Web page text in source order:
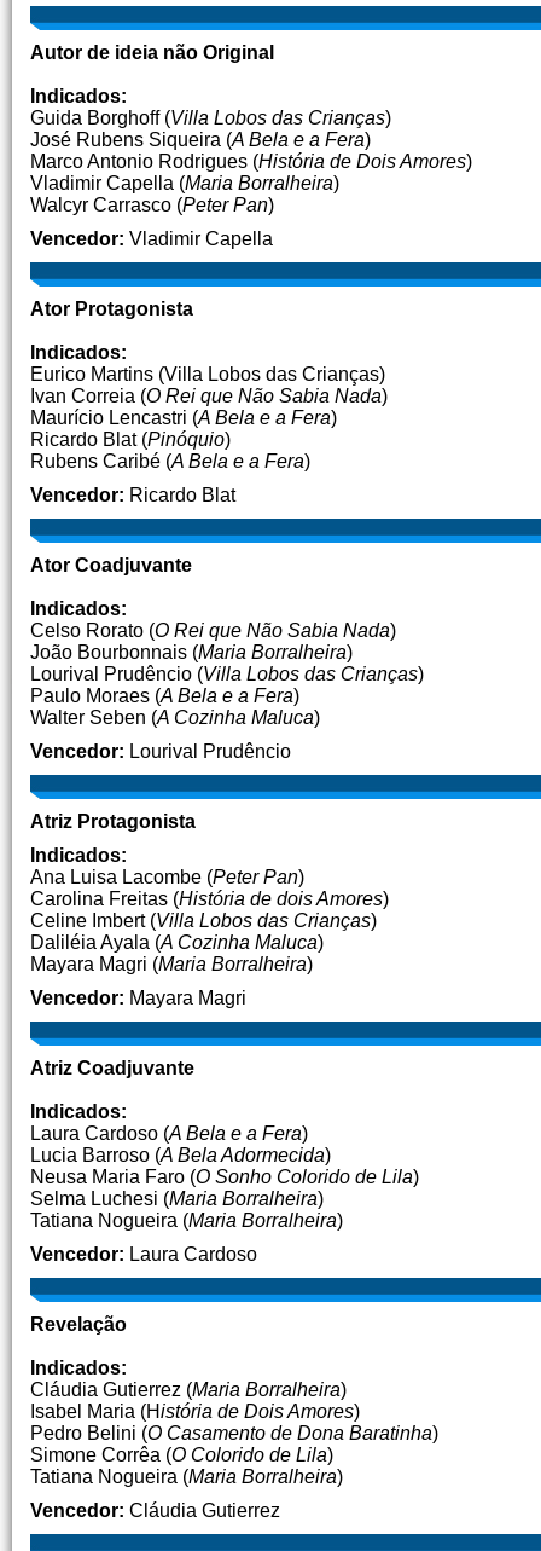
Autor de ideia não Original
Indicados:
Guida Borghoff (Villa Lobos das Crianças)
José Rubens Siqueira (A Bela e a Fera)
Marco Antonio Rodrigues (História de Dois Amores)
Vladimir Capella (Maria Borralheira)
Walcyr Carrasco (Peter Pan)
Vencedor: Vladimir Capella
Ator Protagonista
Indicados:
Eurico Martins (Villa Lobos das Crianças)
Ivan Correia (O Rei que Não Sabia Nada)
Maurício Lencastri (A Bela e a Fera)
Ricardo Blat (Pinóquio)
Rubens Caribé (A Bela e a Fera)
Vencedor: Ricardo Blat
Ator Coadjuvante
Indicados:
Celso Rorato (O Rei que Não Sabia Nada)
João Bourbonnais (Maria Borralheira)
Lourival Prudêncio (Villa Lobos das Crianças)
Paulo Moraes (A Bela e a Fera)
Walter Seben (A Cozinha Maluca)
Vencedor: Lourival Prudêncio
Atriz Protagonista
Indicados:
Ana Luisa Lacombe (Peter Pan)
Carolina Freitas (História de dois Amores)
Celine Imbert (Villa Lobos das Crianças)
Daliléia Ayala (A Cozinha Maluca)
Mayara Magri (Maria Borralheira)
Vencedor: Mayara Magri
Atriz Coadjuvante
Indicados:
Laura Cardoso (A Bela e a Fera)
Lucia Barroso (A Bela Adormecida)
Neusa Maria Faro (O Sonho Colorido de Lila)
Selma Luchesi (Maria Borralheira)
Tatiana Nogueira (Maria Borralheira)
Vencedor: Laura Cardoso
Revelação
Indicados:
Cláudia Gutierrez (Maria Borralheira)
Isabel Maria (História de Dois Amores)
Pedro Belini (O Casamento de Dona Baratinha)
Simone Corrêa (O Colorido de Lila)
Tatiana Nogueira (Maria Borralheira)
Vencedor: Cláudia Gutierrez